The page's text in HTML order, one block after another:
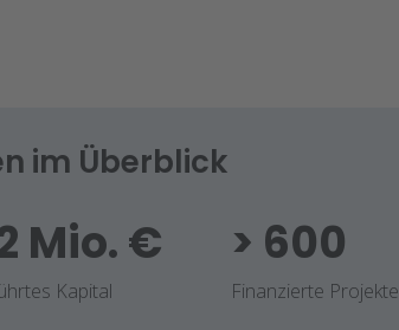
im Überblick
Mio. €
Kapital
> 600
Finanzierte Projekte